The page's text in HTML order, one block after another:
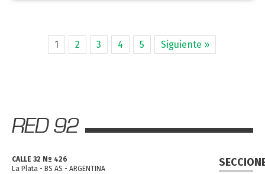
1 2 3 4 5 Siguiente »
CALLE 32 Nº 426
La Plata - BS AS - ARGENTINA